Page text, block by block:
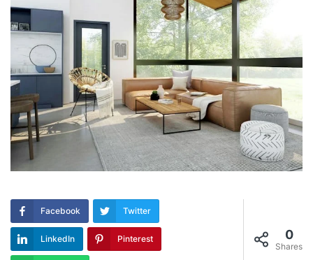
0
Shares
Facebook Twitter
LinkedIn Pinterest